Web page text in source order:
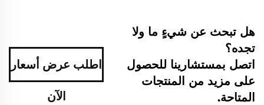
هل تبحث عن شيءٍ ما ولا
تجده؟
اتصل بمستشارينا للحصول
على مزيد من المنتجات
المتاحة.
اطلب عرض أسعار
الآن